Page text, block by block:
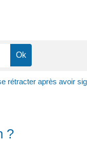
rétracter après avoir
?